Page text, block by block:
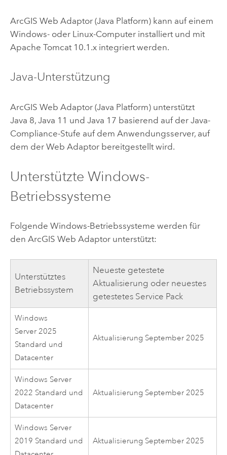
ArcGIS Web Adaptor (Java Platform)kann auf einem
Windows- oder Linux-Computer installiert und mit
Apache Tomcat10.1.x integriert werden.
Java-Unterstützung
ArcGIS Web Adaptor (Java Platform)unterstützt
Java 8, Java 11 und Java 17 basierend auf der Java-
Compliance-Stufe auf dem Anwendungsserver, auf
dem der Web Adaptor bereitgestellt wird.
Unterstützte Windows-
Betriebssysteme
Folgende Windows-Betriebssysteme werden für
den ArcGIS Web Adaptorunterstützt:
Unterstütztes
Betriebssystem
Neueste getestete
Aktualisierung oder neuestes
getestetes Service Pack
Windows
Server 2025
Standard und
Datacenter
Aktualisierung September 2025
Windows Server
2022 Standard und
Datacenter
Aktualisierung September 2025
Windows Server
2019 Standard und
Aktualisierung September 2025